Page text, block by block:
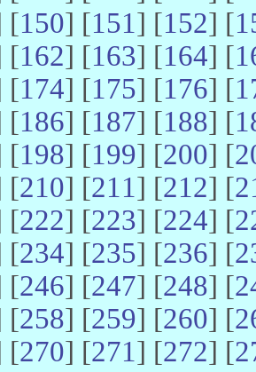
[150] [151] [152] [
[162] [163] [164] [
[174] [175] [176] [
[186] [187] [188] [
[198] [199] [200] [
[210] [211] [212] [
[222] [223] [224] [
[234] [235] [236] [
[246] [247] [248] [
[258] [259] [260] [
[270] [271] [272] [